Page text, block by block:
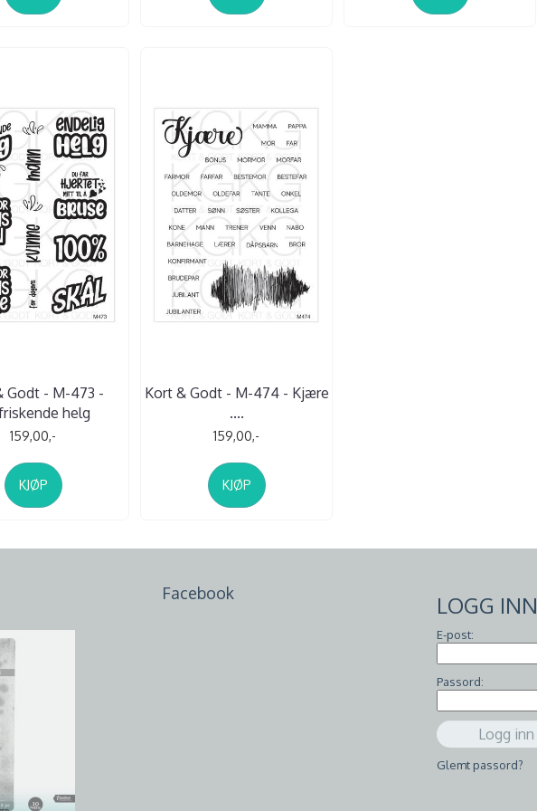
Godt - M-473 -
helg
159,00,-
KJØP
Kort & Godt - M-474 - Kjære
....
159,00,-
KJØP
Facebook LOGG INN
E-post:
Passord:
Glemt passord?